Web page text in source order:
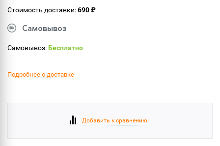
Стоимость доставки:690 ₽
Самовывоз
Самовывоз:Бесплатно
Подробнее о доставке
Добавить к сравнению